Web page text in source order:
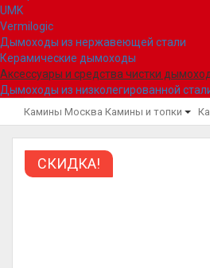
UMK
Vermilogic
Дымоходы из нержавеющей стали
Керамические дымоходы
Аксессуары и средства чистки
Дымоходы из низколегированной
Камины Москва Камины и топки
СКИДКА!